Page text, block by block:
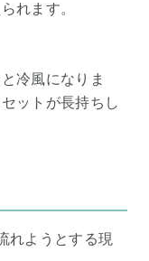
れます。
冷風になりま
ットが長持ちし
れようとする現